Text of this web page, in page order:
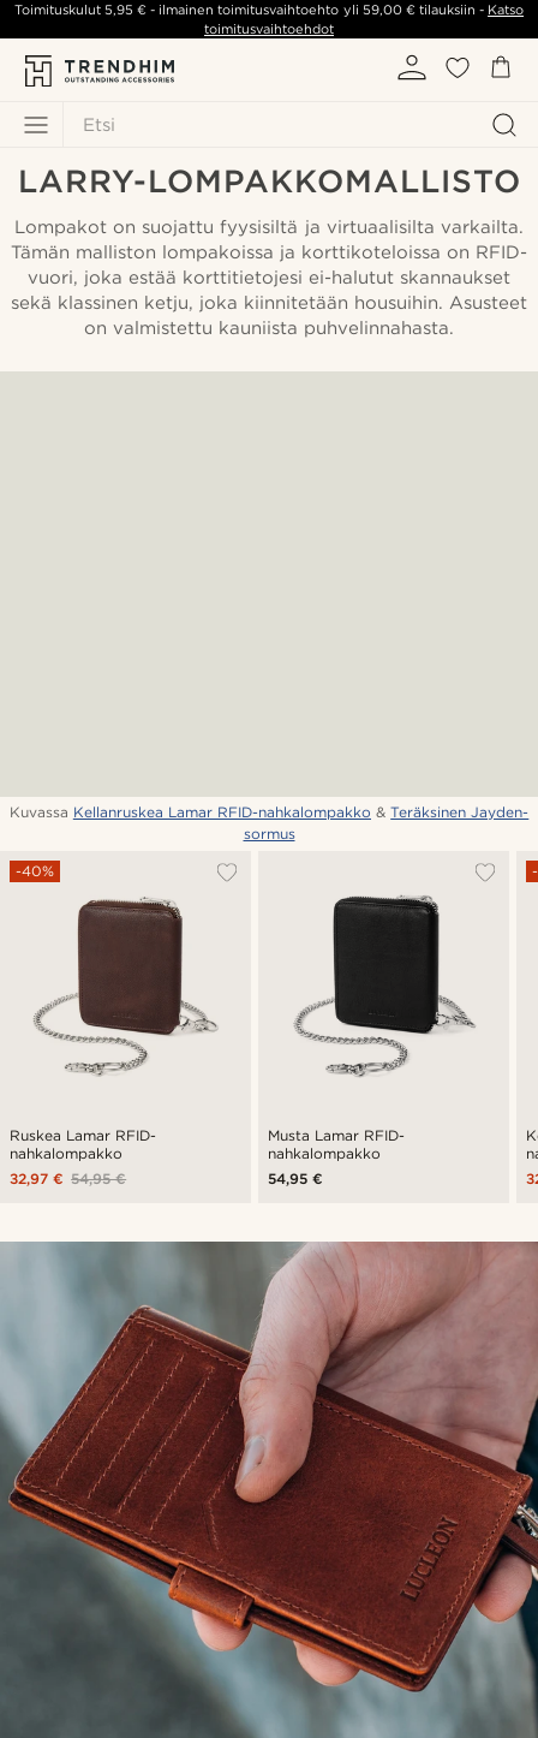
Etsi
Toimituskulut5,95 € - ilmainen toimitusvaihtoehto yli 59,00 €tilauksiin - Katso
toimitusvaihtoehdot
LARRY-LOMPAKKOMALLISTO
Lompakot on suojattu fyysisiltä ja virtuaalisilta varkailta.
Tämän malliston lompakoissa ja korttikoteloissa on RFID-
vuori, joka estää korttitietojesi ei-halutut skannaukset
sekä klassinen ketju, joka kiinnitetään housuihin. Asusteet
on valmistettu kauniista puhvelinnahasta.
Kuvassa Kellanruskea Lamar RFID-nahkalompakko &Teräksinen Jayden-
sormus
Ruskea Lamar RFID-
nahkalompakko
-40%
54,95 €
32,97 €
Musta Lamar RFID-
nahkalompakko
54,95 €